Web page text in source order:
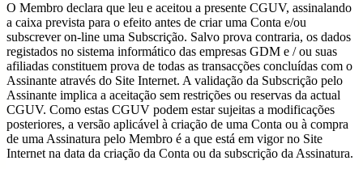
O Membro declara que leu e aceitou a presente CGUV, assinalando
a caixa prevista para o efeito antes de criar uma Conta e/ou
subscrever on-line uma Subscrição. Salvo prova contraria, os dados
registados no sistema informático das empresas GDM e / ou suas
afiliadas constituem prova de todas as transacções concluídas com o
Assinante através do Site Internet. A validação da Subscrição pelo
Assinante implica a aceitação sem restrições ou reservas da actual
CGUV. Como estas CGUV podem estar sujeitas a modificações
posteriores, a versão aplicável à criação de uma Conta ou à compra
de uma Assinatura pelo Membro é a que está em vigor no Site
Internet na data da criação da Conta ou da subscrição da Assinatura.